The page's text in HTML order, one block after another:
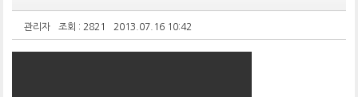
관리자 조회 : 2821 2013.07.16 10:42